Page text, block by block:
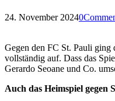
24. November 20240
Gegen den FC St. Pauli
vollständig auf. Dass das
Gerardo Seoane und Co.
Auch das Heimspiel gegen